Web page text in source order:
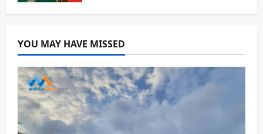
1
PANAS! Kalah Tender Proyek RSUD
Jaminan Rp 100 Juta?
2
Olahraga
Adu Taktik di Atas Rumput Sintetis:
PWI dan Sapma PP Sidoarjo
Memanaskan Mesin Menuju Piala
Soccer
YOU MAY HAVE MISSED